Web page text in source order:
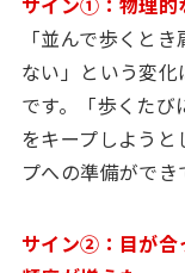
「並んで歩くと
ない」という変
です。「歩くた
をキープしよう
プへの準備ができ
サイン②：目が合